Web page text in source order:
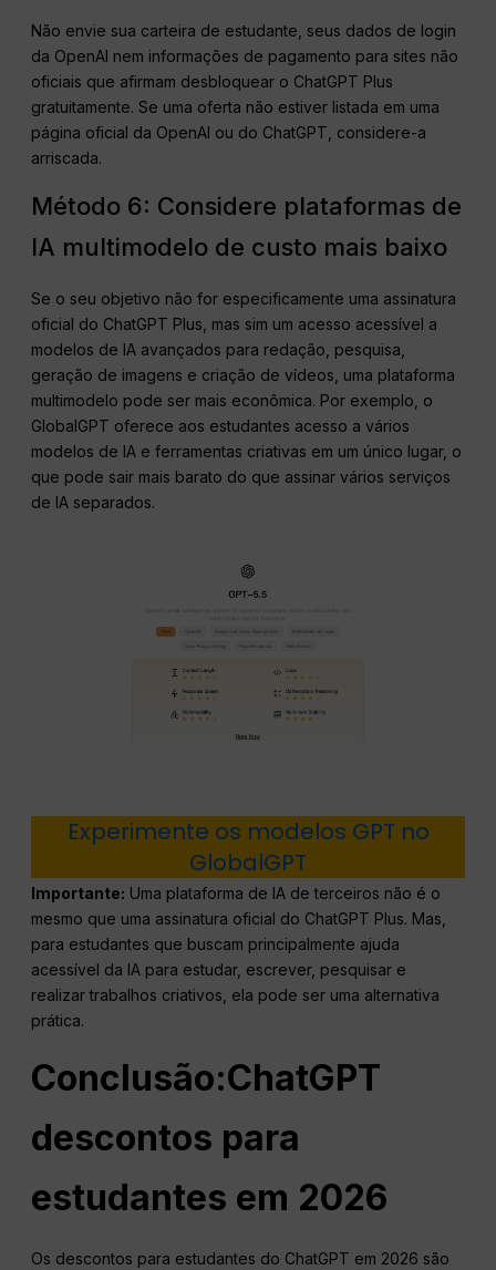
Não envie sua carteira de estudante, seus dados de login
da OpenAI nem informações de pagamento para sites não
oficiais que afirmam desbloquear o ChatGPT Plus
gratuitamente. Se uma oferta não estiver listada em uma
página oficial da OpenAI ou do ChatGPT, considere-a
arriscada.
Método 6: Considere plataformas de
IA multimodelo de custo mais baixo
Se o seu objetivo não for especificamente uma assinatura
oficial do ChatGPT Plus, mas sim um acesso acessível a
modelos de IA avançados para redação, pesquisa,
geração de imagens e criação de vídeos, uma plataforma
multimodelo pode ser mais econômica. Por exemplo, o
GlobalGPT oferece aos estudantes acesso a vários
modelos de IA e ferramentas criativas em um único lugar, o
que pode sair mais barato do que assinar vários serviços
de IA separados.
Experimente os modelos GPT no
GlobalGPT
Importante: Uma plataforma de IA de terceiros não é o
mesmo que uma assinatura oficial do ChatGPT Plus. Mas,
para estudantes que buscam principalmente ajuda
acessível da IA para estudar, escrever, pesquisar e
realizar trabalhos criativos, ela pode ser uma alternativa
prática.
Conclusão:ChatGPT
descontos para
estudantes em 2026
Os descontos para estudantes do ChatGPT em 2026 são